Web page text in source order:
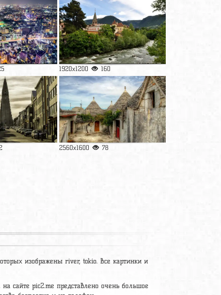
1920x1200 160
2560x1600 78
изображены river, tokio. Все картинки и
на сайте pic2.me представлено очень большое